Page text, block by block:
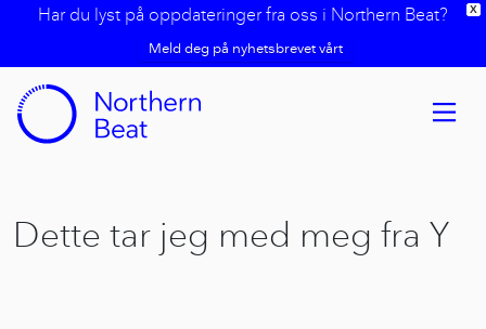
X
Har du lyst på oppdateringer fra oss i Northern Beat?
Meld deg på nyhetsbrevet vårt
Dette tar jeg med meg fra Y